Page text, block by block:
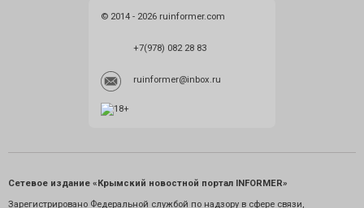
© 2014 - 2026 ruinformer.com
+7(978) 082 28 83
ruinformer@inbox.ru
Сетевое издание «Крымский новостной портал INFORMER»
Зарегистрировано Федеральной службой по надзору в сфере связи,